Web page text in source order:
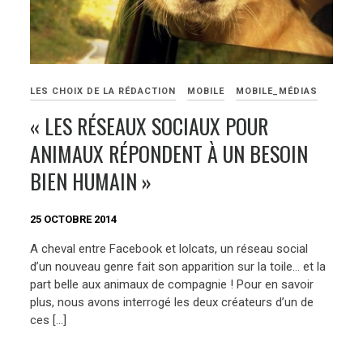
LES CHOIX DE LA RÉDACTION MOBILE MOBILE_MÉDIAS
« LES RÉSEAUX SOCIAUX POUR
ANIMAUX RÉPONDENT À UN BESOIN
BIEN HUMAIN »
25 OCTOBRE 2014
A cheval entre Facebook et lolcats, un réseau social
d’un nouveau genre fait son apparition sur la toile… et la
part belle aux animaux de compagnie ! Pour en savoir
plus, nous avons interrogé les deux créateurs d’un de
ces […]